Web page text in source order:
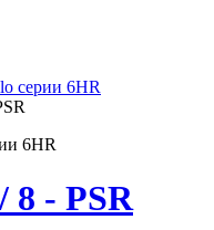
серии 6HR
6HR
8 - PSR